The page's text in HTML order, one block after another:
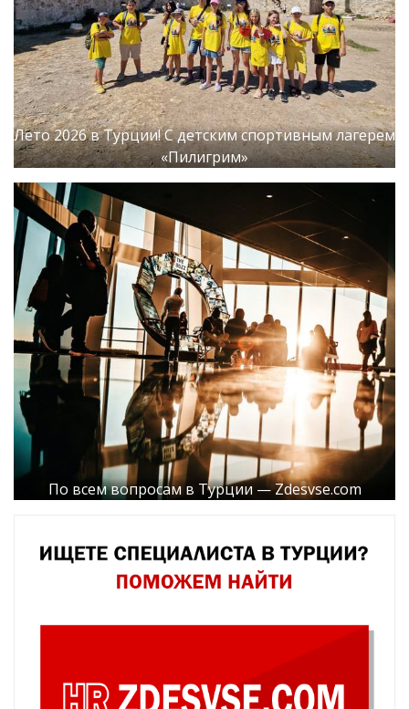
Лето 2026 в Турции! С детским спортивным лагерем
«Пилигрим»
По всем вопросам в Турции — Zdesvse.com